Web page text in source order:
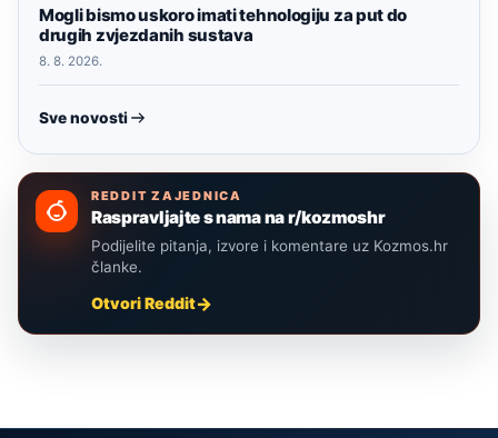
Mogli bismo uskoro imati tehnologiju za put do
drugih zvjezdanih sustava
8. 8. 2026.
Sve novosti
REDDIT ZAJEDNICA
Raspravljajte s nama na r/kozmoshr
Podijelite pitanja, izvore i komentare uz Kozmos.hr
članke.
Otvori Reddit